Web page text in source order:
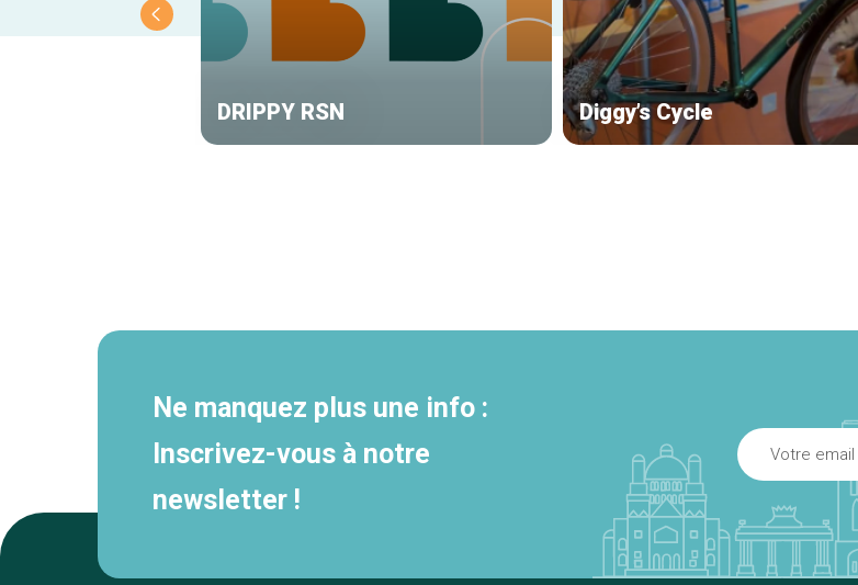
DRIPPY RSN Diggy’s Cycle
Ne manquez plus une info :
Inscrivez-vous à notre
newsletter !